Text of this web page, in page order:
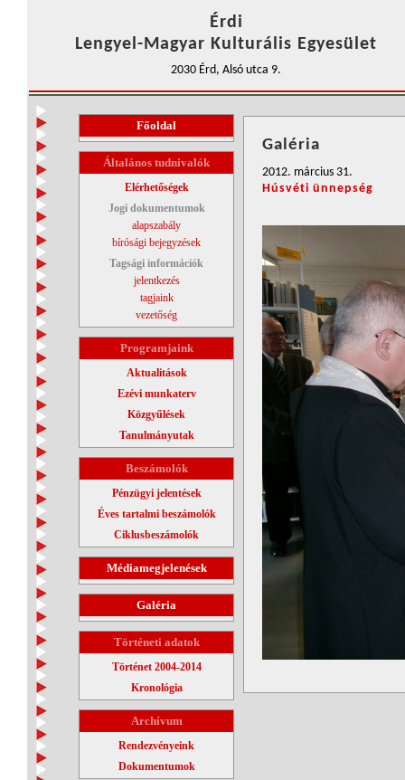
Érdi
Lengyel-Magyar Kulturális Egyesület
2030 Érd, Alsó utca 9.
Főoldal
Általános tudnivalók
Elérhetőségek
Jogi dokumentumok
alapszabály
bírósági bejegyzések
Tagsági információk
jelentkezés
tagjaink
vezetőség
Programjaink
Aktualitások
Ezévi munkaterv
Közgyűlések
Tanulmányutak
Beszámolók
Pénzügyi jelentések
Éves tartalmi beszámolók
Ciklusbeszámolók
Médiamegjelenések
Galéria
Történeti adatok
Történet 2004-2014
Kronológia
Archívum
Rendezvényeink
Dokumentumok
Galéria
2012. március 31.
Húsvéti ünnepség